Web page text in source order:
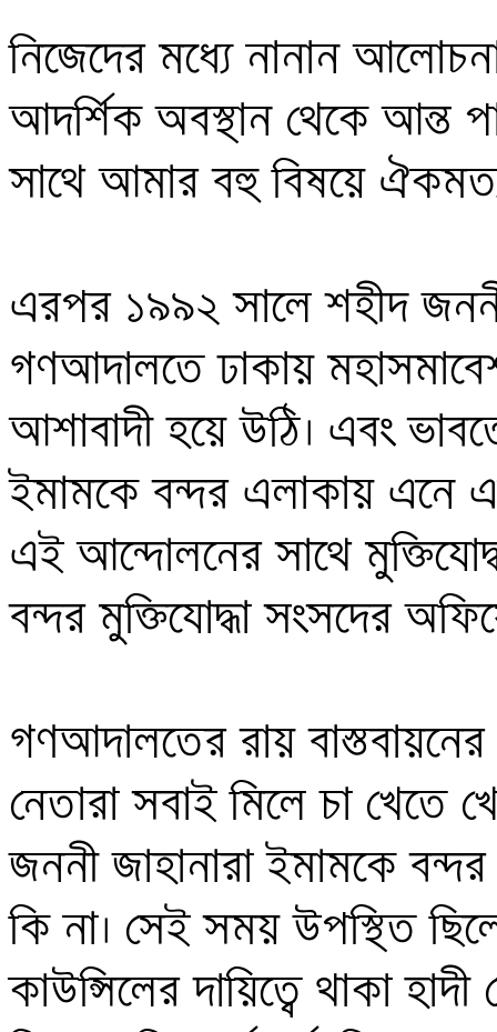
নিজেদের মধ্যে নানান
আদর্শিক অবস্থান থেকে আন্ত
সাথে আমার বহু বিষয়ে
এরপর ১৯৯২ সালে শহীদ জননী
গণআদালতে ঢাকায়
আশাবাদী হয়ে উঠি। এবং
ইমামকে বন্দর এলাকায় এনে
এই আন্দোলনের সাথে
বন্দর মুক্তিযোদ্ধা সংসদের
গণআদালতের রায়
নেতারা সবাই মিলে চা খেতে
জননী জাহানারা ইমামকে
কি না। সেই সময় উপস্থিত
কাউন্সিলের দায়িত্বে থাকা